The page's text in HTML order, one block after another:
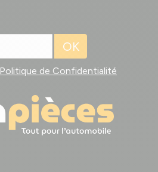
OK
Politique de Confidentialité